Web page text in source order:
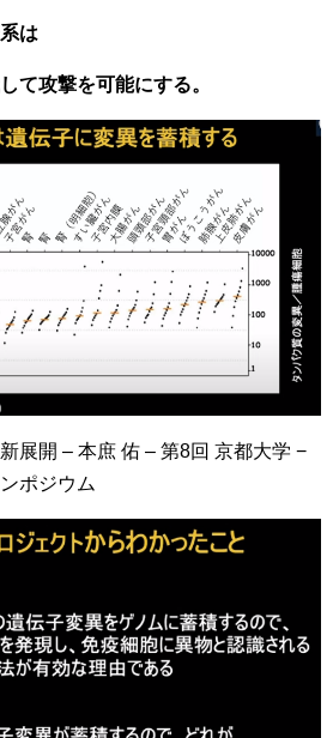
は
て攻撃を可能にする。
展開 – 本庶 佑 – 第8回 京都大学 −
ポジウム